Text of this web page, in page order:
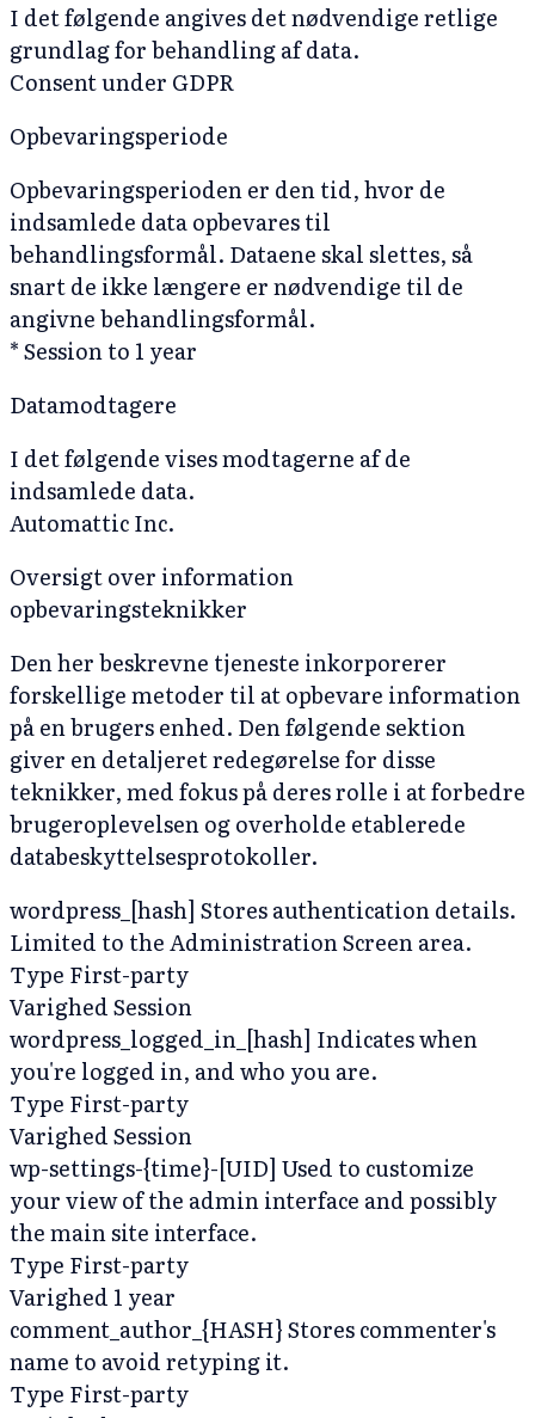
I det følgende angives det nødvendige retlige
grundlag for behandling af data.
Consent under GDPR
Opbevaringsperiode
Opbevaringsperioden er den tid, hvor de
indsamlede data opbevares til
behandlingsformål. Dataene skal slettes, så
snart de ikke længere er nødvendige til de
angivne behandlingsformål.
* Session to 1 year
Datamodtagere
I det følgende vises modtagerne af de
indsamlede data.
Automattic Inc.
Oversigt over information
opbevaringsteknikker
Den her beskrevne tjeneste inkorporerer
forskellige metoder til at opbevare information
på en brugers enhed. Den følgende sektion
giver en detaljeret redegørelse for disse
teknikker, med fokus på deres rolle i at forbedre
brugeroplevelsen og overholde etablerede
databeskyttelsesprotokoller.
wordpress_[hash] Stores authentication details.
Limited to the Administration Screen area.
Type First-party
VarighedSession
wordpress_logged_in_[hash] Indicates when
you're logged in, and who you are.
Type First-party
VarighedSession
wp-settings-{time}-[UID] Used to customize
your view of the admin interface and possibly
the main site interface.
Type First-party
Varighed 1 year
comment_author_{HASH}Stores commenter's
name to avoid retyping it.
Type First-party